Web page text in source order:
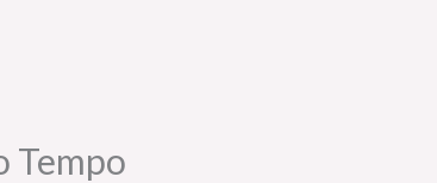
Tempo